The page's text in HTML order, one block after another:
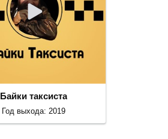
Байки таксиста
Год выхода: 2019